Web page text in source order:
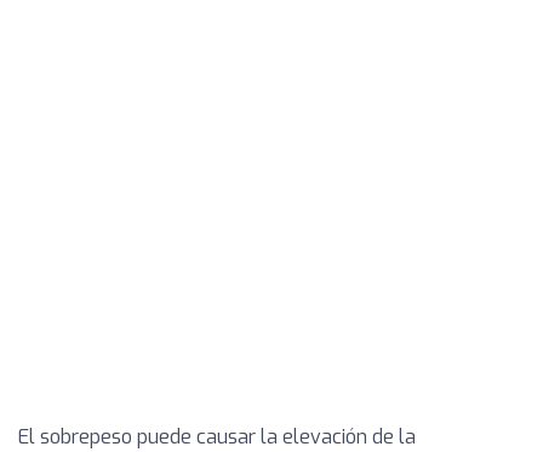
El sobrepeso puede causar la elevación de la